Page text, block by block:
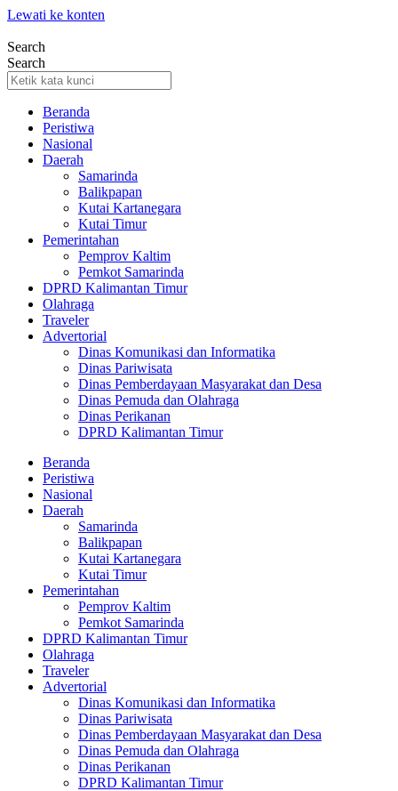
Lewati ke konten
Search
Search
Beranda
Peristiwa
Nasional
Daerah
Samarinda
Balikpapan
Kutai Kartanegara
Kutai Timur
Pemerintahan
Pemprov Kaltim
Pemkot Samarinda
DPRD Kalimantan Timur
Olahraga
Traveler
Advertorial
Dinas Komunikasi dan Informatika
Dinas Pariwisata
Dinas Pemberdayaan Masyarakat dan Desa
Dinas Pemuda dan Olahraga
Dinas Perikanan
DPRD Kalimantan Timur
Beranda
Peristiwa
Nasional
Daerah
Samarinda
Balikpapan
Kutai Kartanegara
Kutai Timur
Pemerintahan
Pemprov Kaltim
Pemkot Samarinda
DPRD Kalimantan Timur
Olahraga
Traveler
Advertorial
Dinas Komunikasi dan Informatika
Dinas Pariwisata
Dinas Pemberdayaan Masyarakat dan Desa
Dinas Pemuda dan Olahraga
Dinas Perikanan
DPRD Kalimantan Timur